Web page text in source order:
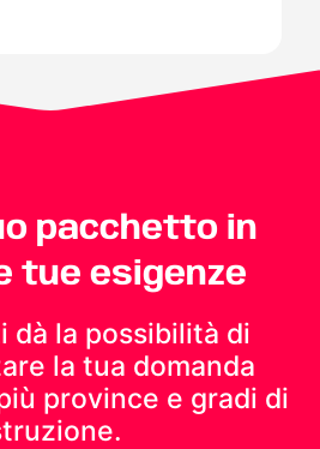
pacchetto in
tue esigenze
dà la possibilità di
la tua domanda
province e gradi di